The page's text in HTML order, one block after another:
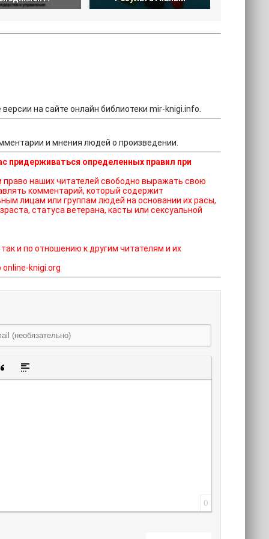
на сайте онлайн библиотеки mir-knigi.info.
и мнения людей о произведении.
придерживаться определенных правил при
комментарий, который содержит
лицам или группам людей на основании их расы,
статуса ветерана, касты или сексуальной
и по отношению к другим читателям и их
knigi.org
ссылку
скрытого текста
Вставка цитаты
Вставка спойлера
0